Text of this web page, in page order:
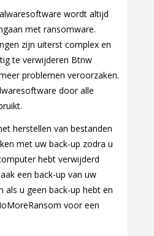
wordt altijd
met ransomware.
zijn uiterst complex en
te verwijderen Btnw
problemen veroorzaken.
door alle
herstellen van bestanden
met uw back-up zodra u
hebt verwijderd
een back-up van uw
als u geen back-up hebt en
voor een